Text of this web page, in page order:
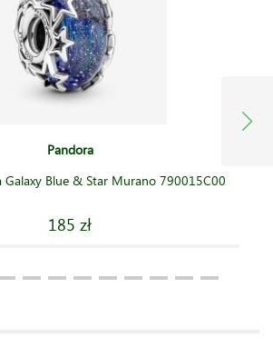
Pandora
Galaxy Blue & Star Murano 790015C00
185 zł